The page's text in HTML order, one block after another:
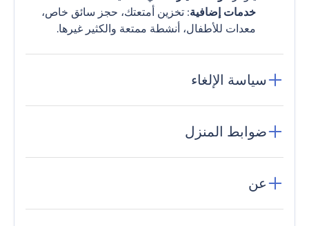
خدمات إضافية: تخزين أمتعتك، حجز سائق خاص،
معدات للأطفال، أنشطة ممتعة والكثير غيرها.
سياسة الإلغاء
ضوابط المنزل
عن